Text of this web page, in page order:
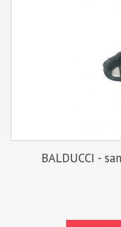
BALDUCCI -